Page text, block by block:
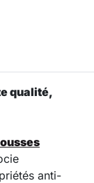
qualité,
anti-